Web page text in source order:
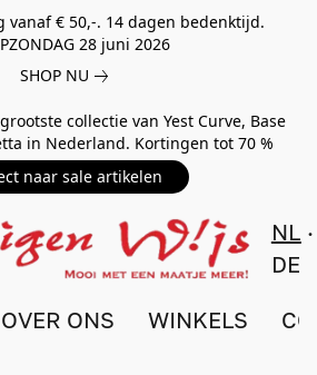
vanaf € 50,-. 14 dagen bedenktijd.
28 juni 2026
SHOP NU
collectie van Yest Curve, Base
in Nederland. Kortingen tot 70 %
naar sale artikelen
NL
DE
OVER ONS WINKELS